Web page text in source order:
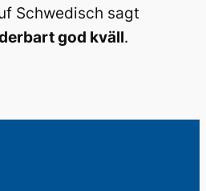
Schwedisch sagt
god kväll.